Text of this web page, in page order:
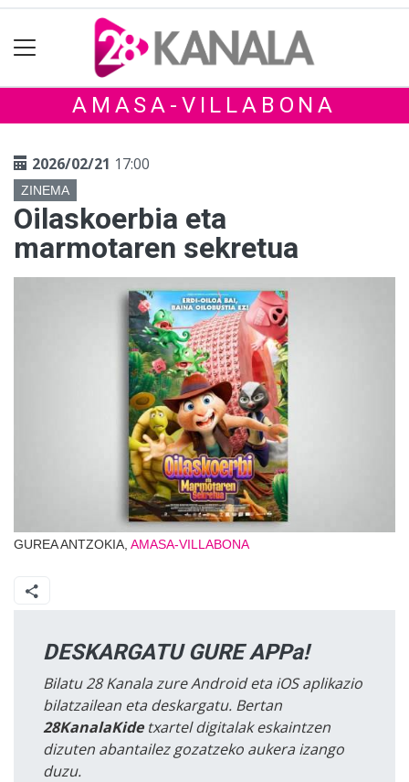
AMASA-VILLABONA
2026/02/21 17:00
ZINEMA
Oilaskoerbia eta
marmotaren sekretua
GUREA ANTZOKIA, AMASA-VILLABONA
DESKARGATU GURE APPa!
Bilatu 28 Kanala zure Android eta iOS aplikazio
bilatzailean eta deskargatu. Bertan
28KanalaKidetxartel digitalak eskaintzen
dizuten abantailez gozatzeko aukera izango
duzu.